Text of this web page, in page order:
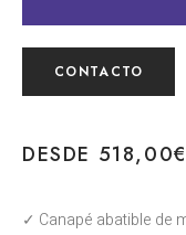
CONTACTO
DESDE 518,00€
✓ Canapé abatible de